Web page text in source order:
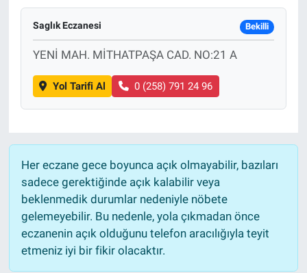
Saglık Eczanesi Bekilli
YENİ MAH. MİTHATPAŞA CAD. NO:21 A
Yol Tarifi Al 0 (258) 791 24 96
Her eczane gece boyunca açık olmayabilir, bazıları
sadece gerektiğinde açık kalabilir veya
beklenmedik durumlar nedeniyle nöbete
gelemeyebilir. Bu nedenle, yola çıkmadan önce
eczanenin açık olduğunu telefon aracılığıyla teyit
etmeniz iyi bir fikir olacaktır.